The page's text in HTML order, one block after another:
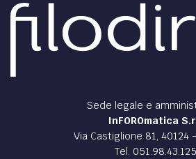
Sede legale e
InFOROmatica
Via Castiglione 81, 40124
Tel. 051.98.43.125